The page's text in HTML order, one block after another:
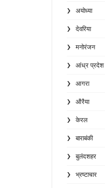
अयोध्या
देवरिया
मनोरंजन
आंध्र प्रदेश
आगरा
औरैया
केरल
बाराबंकी
बुलंदशहर
भ्रष्टाचार